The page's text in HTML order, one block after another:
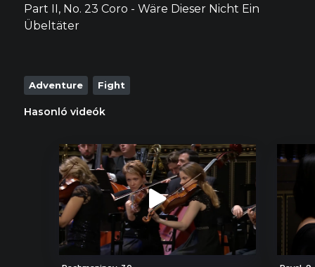
Part II, No. 23 Coro - Wäre Dieser Nicht Ein
Übeltäter
Adventure Fight
Hasonló videók